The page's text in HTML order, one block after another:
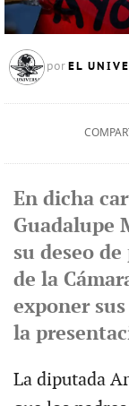
por EL
En dicha
Guadalupe
su deseo
de la
exponer
la
La diputada